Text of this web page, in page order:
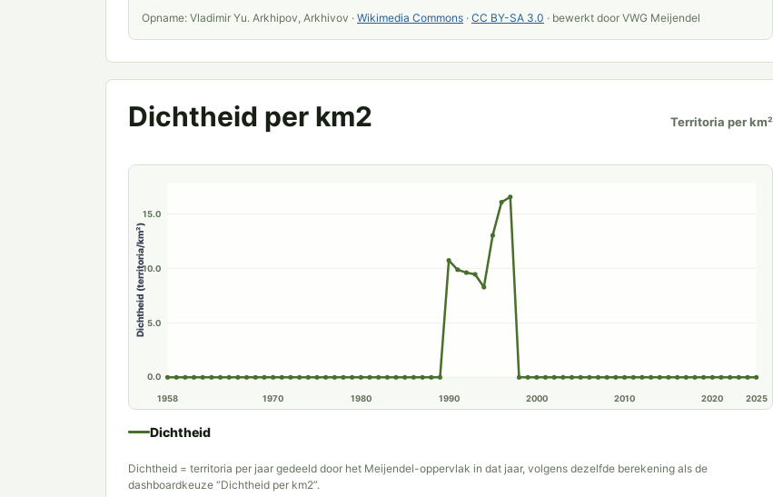
Opname: Vladimir Yu. Arkhipov, Arkhivov · Wikimedia Commons · CC BY-SA 3.0 · bewerkt door VWG Meijendel
Dichtheid per km2 Territoria per km²
0.0
5.0
10.0
15.0
Dichtheid (territoria/km²)
1958 1970 1980 1990 2000 2010 2020 2025
Dichtheid
Dichtheid = territoria per jaar gedeeld door het Meijendel-oppervlak in dat jaar, volgens dezelfde berekening als de
dashboardkeuze “Dichtheid per km2”.